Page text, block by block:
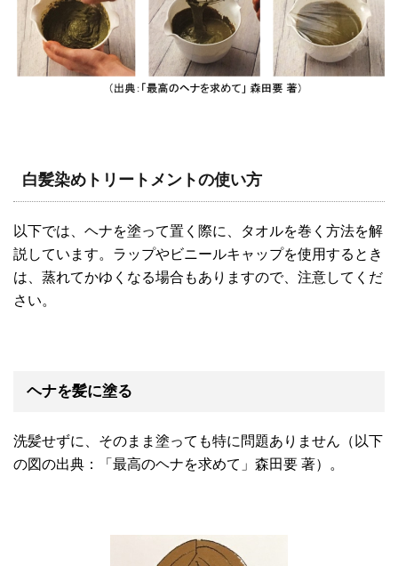
白髪染めトリートメントの使い方
以下では、ヘナを塗って置く際に、タオルを巻く方法を解
説しています。ラップやビニールキャップを使用するとき
は、蒸れてかゆくなる場合もありますので、注意してくだ
さい。
ヘナを髪に塗る
洗髪せずに、そのまま塗っても特に問題ありません（以下
の図の出典：「最高のヘナを求めて」森田要 著）。